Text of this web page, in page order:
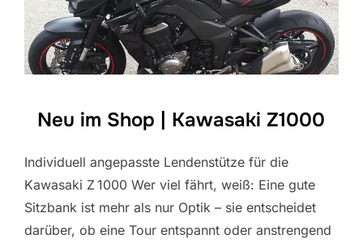
Neu im Shop | Kawasaki Z1000
Individuell angepasste Lendenstütze für die
Kawasaki Z 1000 Wer viel fährt, weiß: Eine gute
Sitzbank ist mehr als nur Optik – sie entscheidet
darüber, ob eine Tour entspannt oder anstrengend